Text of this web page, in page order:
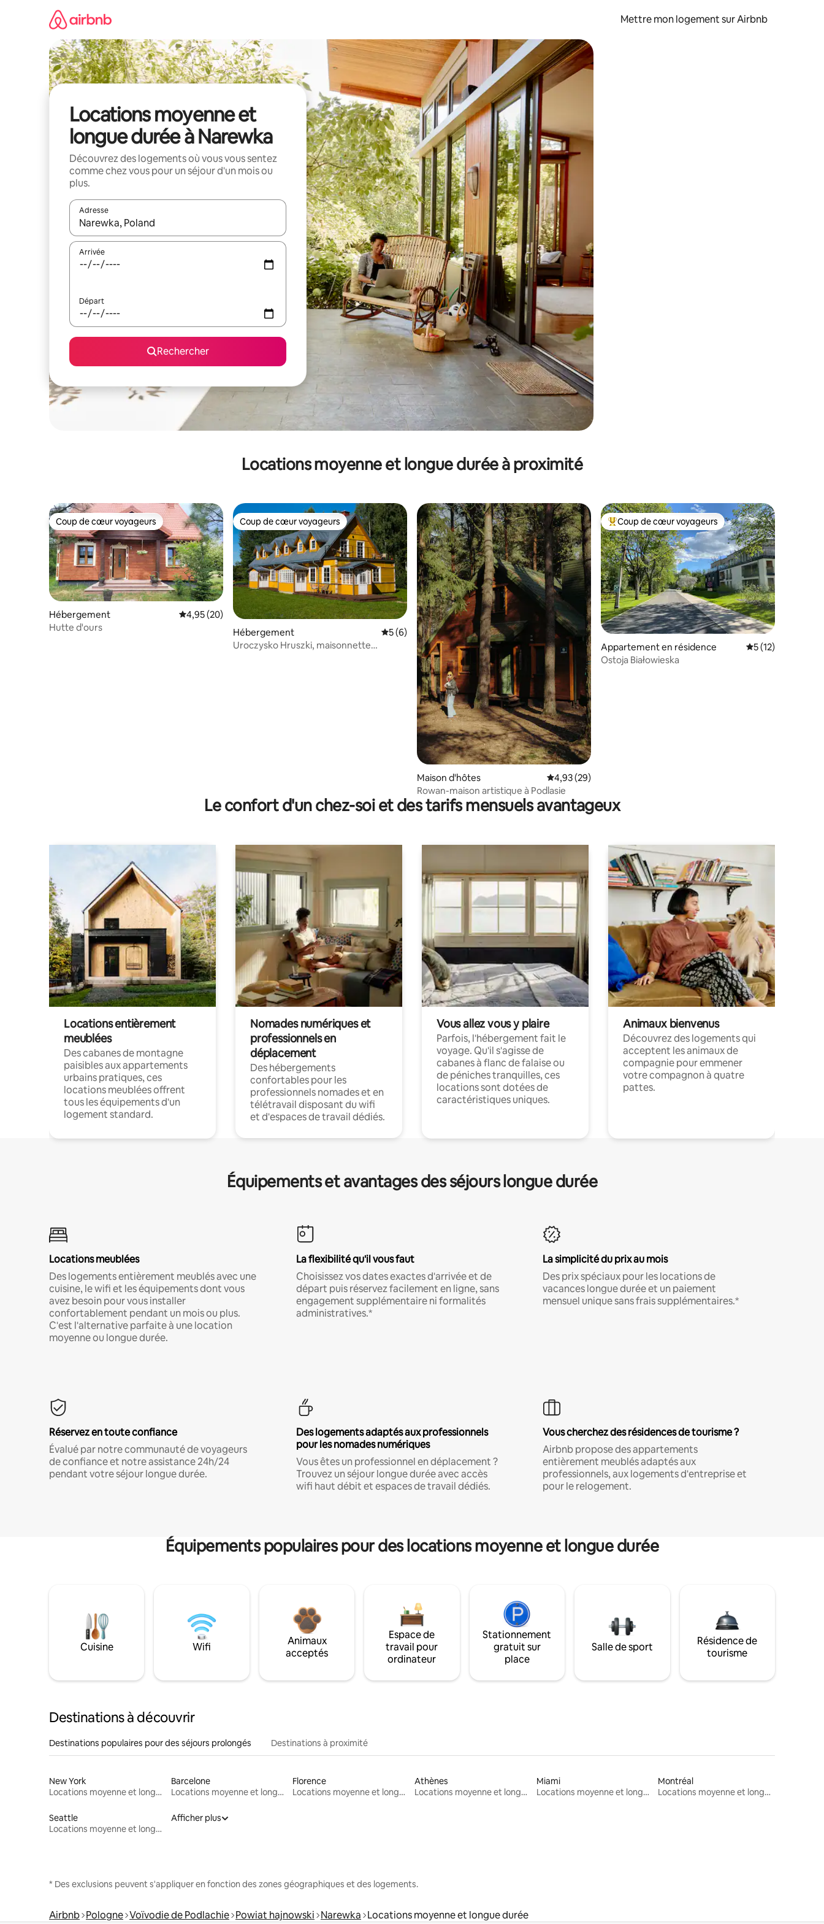
Mettre mon logement sur Airbnb
Locations moyenne et
longue durée à Narewka
Découvrez des logements où vous vous sentez
comme chez vous pour un séjour d'un mois ou
plus.
Adresse
Lorsque les résultats s'affichent, utilisez les flèches vers le haut et vers le bas pour les parcourir ou en appuyant et en faisant glisser.
Arrivée
Départ
Rechercher
Locations moyenne et longue durée à proximité
Coup de cœur voyageurs
Coup de cœur voyageurs
Hébergement Évaluation moyenne sur la base de 20 commentaires : 4,95 sur 5
4,95 (20)
Hutte d'ours
Coup de cœur voyageurs
Coup de cœur voyageurs
Hébergement Évaluation moyenne sur la base de 6 commentaires : 5 sur 5
5 (6)
Uroczysko Hruszki, maisonnette
Maison d'hôtes Évaluation moyenne sur la base de 29 commentaires : 4,93 sur 5
4,93 (29)
Rowan-maison artistique à Podlasie
Coups de cœur voyageurs les plus appréciés
Coup de cœur voyageurs
Appartement en résidence Évaluation
5 (12)
Ostoja Białowieska
Le confort d'un chez-soi et des tarifs mensuels avantageux
Locations entièrement
meublées
Des cabanes de montagne
paisibles aux appartements
urbains pratiques, ces
locations meublées offrent
tous les équipements d'un
logement standard.
Nomades numériques et
professionnels en
déplacement
Des hébergements
confortables pour les
professionnels nomades et en
télétravail disposant du wifi
et d'espaces de travail dédiés.
Vous allez vous y plaire
Parfois, l'hébergement fait le
voyage. Qu'il s'agisse de
cabanes à flanc de falaise ou
de péniches tranquilles, ces
locations sont dotées de
caractéristiques uniques.
Animaux bienvenus
Découvrez des logements qui
acceptent les animaux de
compagnie pour emmener
votre compagnon à quatre
pattes.
Équipements et avantages des séjours longue durée
Locations meublées
Des logements entièrement meublés avec une
cuisine, le wifi et les équipements dont vous
avez besoin pour vous installer
confortablement pendant un mois ou plus.
C'est l'alternative parfaite à une location
moyenne ou longue durée.
La flexibilité qu'il vous faut
Choisissez vos dates exactes d'arrivée et de
départ puis réservez facilement en ligne, sans
engagement supplémentaire ni formalités
administratives.*
La simplicité du prix au mois
Des prix spéciaux pour les locations de
vacances longue durée et un paiement
mensuel unique sans frais supplémentaires.*
Réservez en toute confiance
Évalué par notre communauté de voyageurs
de confiance et notre assistance 24h/24
pendant votre séjour longue durée.
Des logements adaptés aux professionnels
pour les nomades numériques
Vous êtes un professionnel en déplacement ?
Trouvez un séjour longue durée avec accès
wifi haut débit et espaces de travail dédiés.
Vous cherchez des résidences de tourisme ?
Airbnb propose des appartements
entièrement meublés adaptés aux
professionnels, aux logements d'entreprise et
pour le relogement.
Équipements populaires pour des locations moyenne et longue durée
Cuisine Wifi
Animaux
acceptés
Espace de
travail pour
ordinateur
Stationnement
gratuit sur
place
Salle de sport
Résidence de
tourisme
Destinations à découvrir
Destinations populaires pour des séjours prolongés Destinations à proximité
New York
Locations moyenne et longue durée
Barcelone
Locations moyenne et longue durée
Florence
Locations moyenne et longue durée
Athènes
Locations moyenne et longue durée
Miami
Locations moyenne et longue durée
Montréal
Locations moyenne et longue durée
Seattle
Locations moyenne et longue durée
Afficher plus
* Des exclusions peuvent s'appliquer en fonction des zones géographiques et des logements.
Airbnb Pologne Voïvodie de Podlachie Powiat hajnowski Narewka Locations moyenne et longue durée